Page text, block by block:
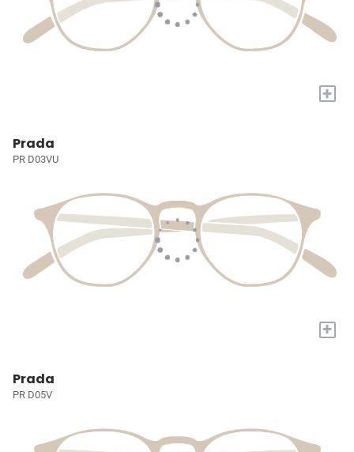
+
Prada
PR D03VU
+
Prada
PR D05V